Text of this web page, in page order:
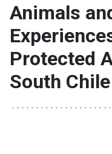
Animals
Protected
South Chile